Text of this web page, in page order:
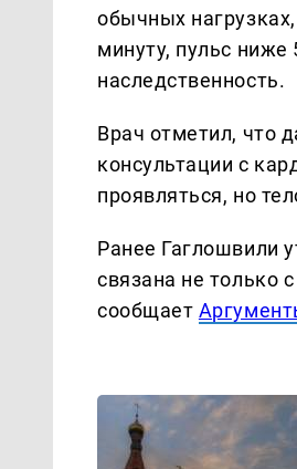
обычных
минуту, пульс ниже
наследственность.
Врач отметил, что
консультации с
проявляться, но
Ранее Гаглошвили
связана не только
сообщает